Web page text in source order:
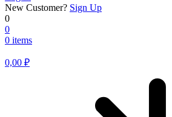
New Customer? Sign Up
0
0
0 items
0,00 ₽